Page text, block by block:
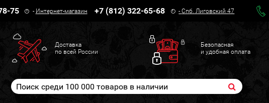
75 - Интернет-магазин +7 (812) 322-65-68 -Спб. Лиговский 47
Доставка
по всей России
Безопасная
и удобная оплата